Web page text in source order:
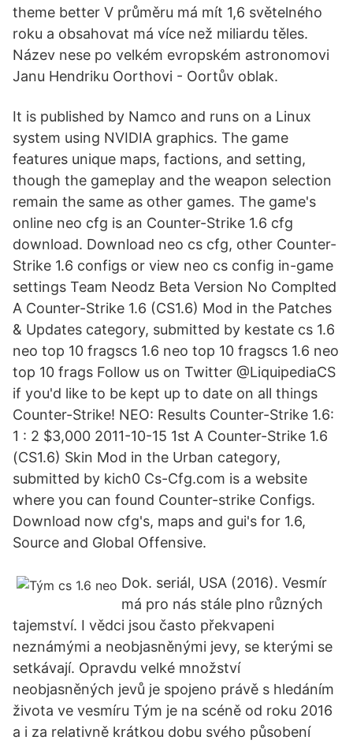
theme better V průměru má mít 1,6 světelného
roku a obsahovat má více než miliardu těles.
Název nese po velkém evropském astronomovi
Janu Hendriku Oorthovi - Oortův oblak.
It is published by Namco and runs on a Linux
system using NVIDIA graphics. The game
features unique maps, factions, and setting,
though the gameplay and the weapon selection
remain the same as other games. The game's
online neo cfg is an Counter-Strike 1.6 cfg
download. Download neo cs cfg, other Counter-
Strike 1.6 configs or view neo cs config in-game
settings Team Neodz Beta Version No Complted
A Counter-Strike 1.6 (CS1.6) Mod in the Patches
& Updates category, submitted by kestate cs 1.6
neo top 10 fragscs 1.6 neo top 10 fragscs 1.6 neo
top 10 frags Follow us on Twitter @LiquipediaCS
if you'd like to be kept up to date on all things
Counter-Strike! NEO: Results Counter-Strike 1.6:
1 : 2 $3,000 2011-10-15 1st A Counter-Strike 1.6
(CS1.6) Skin Mod in the Urban category,
submitted by kich0 Cs-Cfg.com is a website
where you can found Counter-strike Configs.
Download now cfg's, maps and gui's for 1.6,
Source and Global Offensive.
Dok. seriál, USA (2016). Vesmír
má pro nás stále plno různých
tajemství. I vědci jsou často překvapeni
neznámými a neobjasněnými jevy, se kterými se
setkávají. Opravdu velké množství
neobjasněných jevů je spojeno právě s hledáním
života ve vesmíru Tým je na scéně od roku 2016
a i za relativně krátkou dobu svého působení